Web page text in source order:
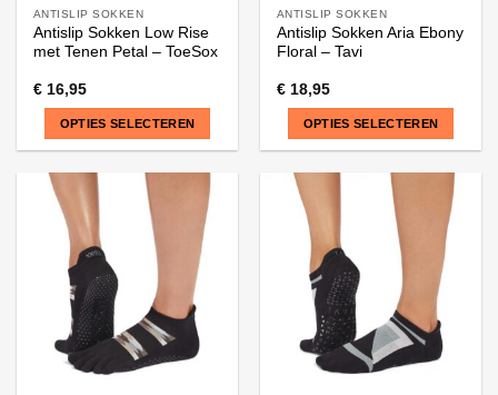
ANTISLIP SOKKEN
Antislip Sokken Low Rise
met Tenen Petal – ToeSox
€16,95
OPTIES SELECTEREN
product
heeft
meerdere
variaties.
Deze
gekozen
worden
ANTISLIP SOKKEN
Antislip Sokken Aria Ebony
Floral – Tavi
€18,95
OPTIES SELECTEREN
product
heeft
meerdere
variaties.
Deze
gekozen
worden